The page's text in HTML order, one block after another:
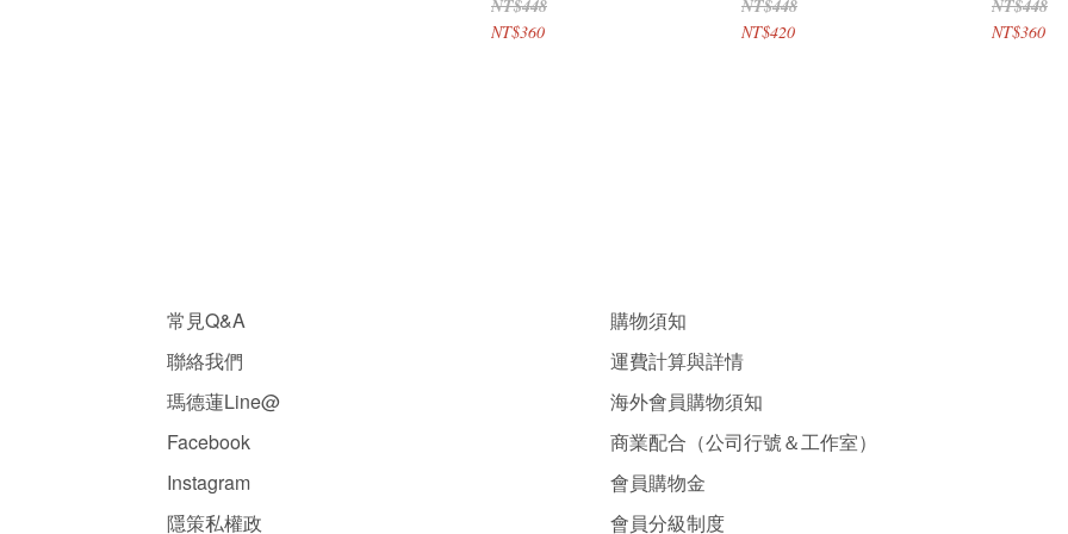
NT$448
NT$360
NT$448
NT$420
NT$448
NT$360
常見Q&A
聯絡我們
瑪德蓮Line@
Facebook
Instagram
隱策私權政
購物須知
運費計算與詳情
海外會員購物須知
商業配合（公司行號＆工作室）
會員購物金
會員分級制度